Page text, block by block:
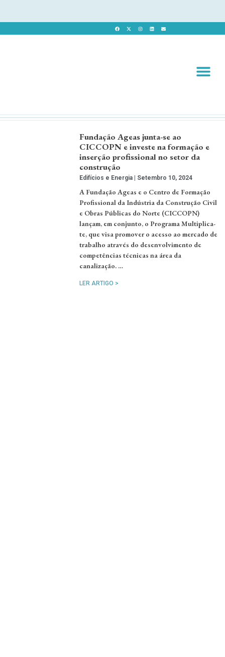
Fundação Ageas junta-se ao
CICCOPN e investe na formação e
inserção profissional no setor da
construção
Edifícios e Energia Setembro 10, 2024
A Fundação Ageas e o Centro de Formação
Profissional da Indústria da Construção Civil
e Obras Públicas do Norte (CICCOPN)
lançam, em conjunto, o Programa Multiplica-
te, que visa promover o acesso ao mercado de
trabalho através do desenvolvimento de
competências técnicas na área da
canalização. …
LER ARTIGO >